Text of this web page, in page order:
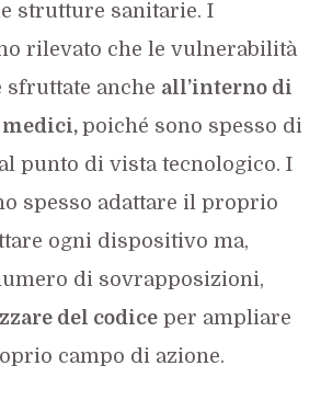
strutture sanitarie. I
rilevato che le vulnerabilità
sfruttate anche all’interno di
poiché sono spesso di
punto di vista tecnologico. I
spesso adattare il proprio
ogni dispositivo ma,
di sovrapposizioni,
del codiceper ampliare
campo di azione.